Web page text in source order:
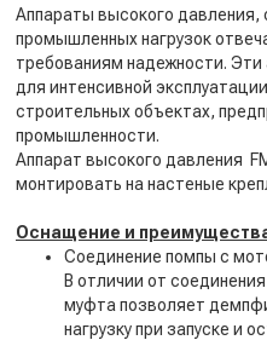
Аппараты высокого
промышленных нагрузок
требованиям надежности.
для интенсивной
строительных объектах,
промышленности.
Аппарат высокого давления
монтировать на настеные
Оснащение и
Соединение помпы с
В отличии от
муфта позволяет
нагрузку при запуске и